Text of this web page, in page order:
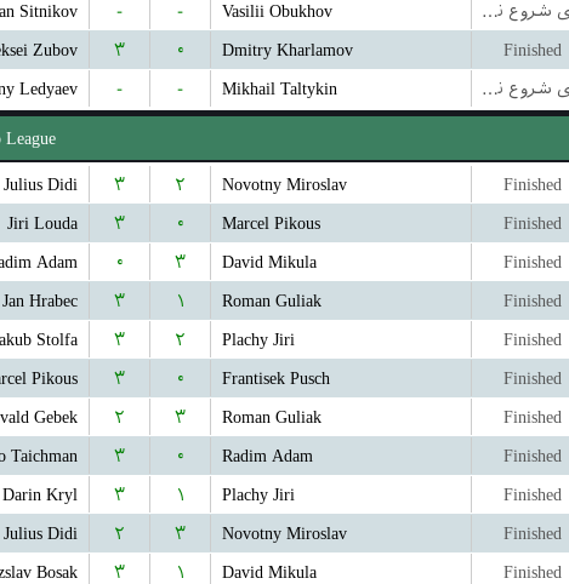
Sitnikov
- - Vasilii Obukhov بازی شروع نشده است
Zubov
۳ ۰ Dmitry Kharlamov Finished
Ledyaev
- - Mikhail Taltykin بازی شروع نشده است
League
Julius Didi ۳ ۲ Novotny Miroslav Finished
Jiri Louda
۳ ۰ Marcel Pikous Finished
Adam
۰ ۳ David Mikula Finished
Jan Hrabec
۳ ۱ Roman Guliak Finished
Stolfa
۳ ۲ Plachy Jiri Finished
Pikous
۳ ۰ Frantisek Pusch Finished
Gebek
۲ ۳ Roman Guliak Finished
Taichman
۳ ۰ Radim Adam Finished
Darin Kryl
۳ ۱ Plachy Jiri Finished
Julius Didi
۲ ۳ Novotny Miroslav Finished
Bosak
۳ ۱ David Mikula Finished